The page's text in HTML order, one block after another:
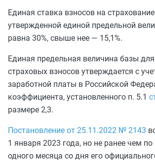
Единая ставка взносов на
утвержденной единой предельной
равна 30%, свыше нее — 15,1%.
Единая предельная величина базы
страховых взносов утверждается с
заработной платы в Российской
коэффициента, установленного п. 5.1
размере 2,3.
Постановление от 25.11.2022 № 2143
1 января 2023 года, но не ранее чем по
одного месяца со дня его